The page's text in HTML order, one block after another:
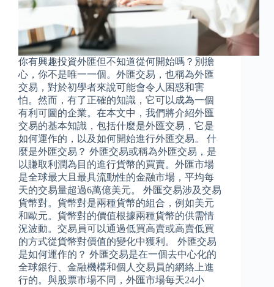
你有興趣投資外匯但不知道從何開始嗎？別擔
心，你不是唯一一個。外匯交易，也稱為外匯
交易，對於初學者來說可能會令人困惑和害
怕。然而，有了正確的知識，它可以成為一個
有利可圖的企業。在本文中，我們將介紹外匯
交易的基本知識，包括什麼是外匯交易，它是
如何運作的，以及如何開始進行外匯交易。 什
麼是外匯交易？ 外匯交易或稱為外匯交易，是
以賺取利潤為目的進行貨幣的買賣。外匯市場
是全球最大且最具流動性的金融市場，平均每
天的交易量超過6萬億美元。 外匯交易涉及交易
貨幣對。貨幣對是兩種貨幣的組合，例如美元
和歐元。貨幣對的價值根據兩種貨幣的供需情
況波動。交易員可以通過低買高賣或高賣低買
的方式從貨幣對價值的變化中獲利。 外匯交易
是如何運作的？ 外匯交易是在一個去中心化的
全球銀行、金融機構和個人交易員的網絡上進
行的。與股票市場不同，外匯市場每天24小